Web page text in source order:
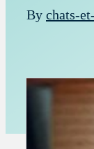
By chats-